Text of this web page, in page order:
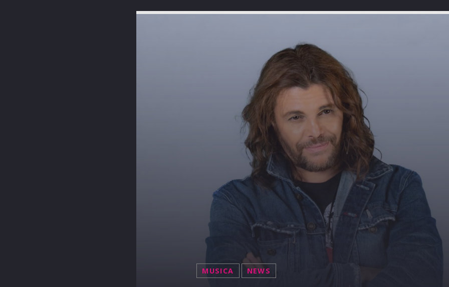
MUSICA NEWS